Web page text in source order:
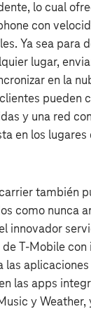
lo cual
con
Ya sea para
lugar,
en la
pueden
y una red
en los lugares
también
como nunca
innovador
T‑Mobile con
las
las apps
y Weather,